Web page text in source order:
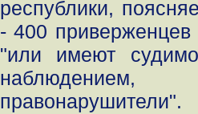
республики,
- 400 приверженцев
"или имеют
наблюдением,
правонарушители".